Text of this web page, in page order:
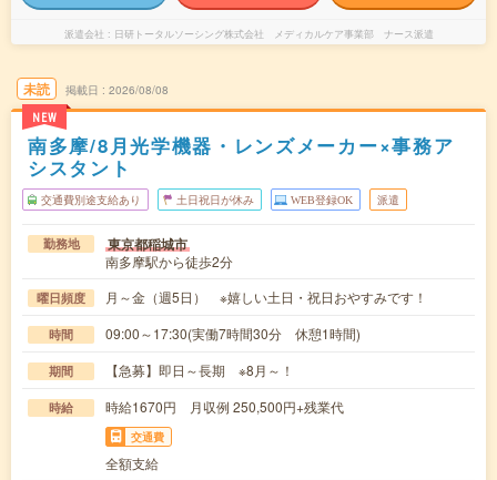
派遣会社 日研トータルソーシング株式会社 メディカルケア事業部 ナース派遣
未読
NEW
掲載日 2026/08/08
南多摩/8月光学機器・レンズメーカー×事務ア
シスタント
交通費別途支給あり 土日祝日が休み WEB登録OK 派遣
勤務地 東京都稲城市
南多摩駅から徒歩2分
曜日頻度 月～金（週5日） ※嬉しい土日・祝日おやすみです！
時間 09:00～17:30(実働7時間30分 休憩1時間)
期間 【急募】即日～長期 ※8月～！
時給 時給1670円 月収例 250,500円+残業代
交通費
全額支給